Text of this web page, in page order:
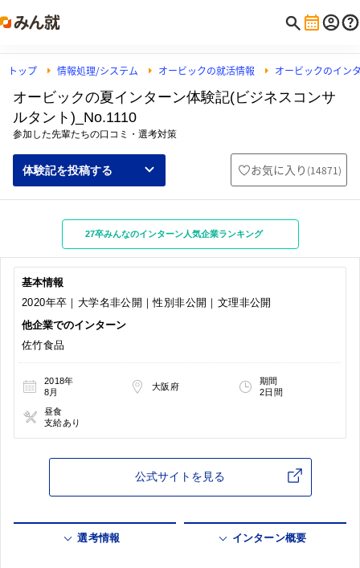
トップ 情報処理/システム オービックの就活情報 オービックのイン
オービックの夏インターン体験記(ビジネスコンサ
ルタント)_No.1110
参加した先輩たちの口コミ・選考対策
体験記を投稿する お気に入り (14871)
27卒みんなのインターン人気企業ランキング
基本情報
2020年卒｜大学名非公開｜性別非公開｜文理非公開
他企業でのインターン
佐竹食品
2018年
8月
大阪府
期間
2日間
昼食
支給あり
公式サイトを見る
選考情報 インターン概要